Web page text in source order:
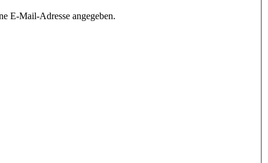
E-Mail-Adresse angegeben.